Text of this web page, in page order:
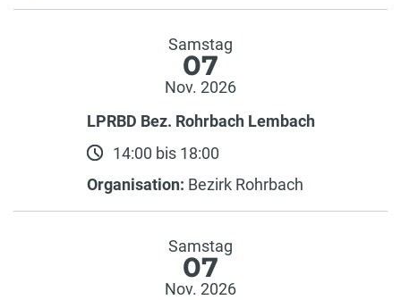
Samstag
07
Nov. 2026
LPRBD Bez. Rohrbach Lembach
14:00 bis 18:00
Organisation: Bezirk Rohrbach
Samstag
07
Nov. 2026